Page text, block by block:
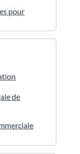
pour
de